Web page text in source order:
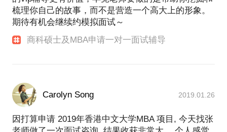
梳理你自己的故事，而不是营造一个高大上的形象。
期待有机会继续约模拟面试～
商科硕士及MBA申请一对一面试辅导
Carolyn Song 2019.01.26
因打算申请 2019年香港中文大学MBA 项目, 今天找张